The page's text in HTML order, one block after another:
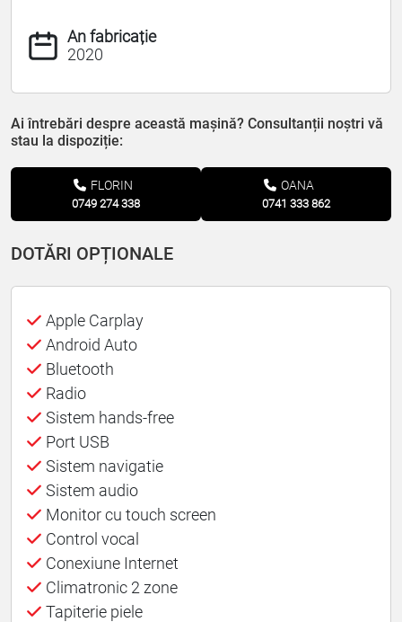
An fabricație
2020
Ai întrebări despre această mașină? Consultanții noștri vă
stau la dispoziție:
FLORIN
0749 274 338
OANA
0741 333 862
DOTĂRI OPȚIONALE
Apple Carplay
Android Auto
Bluetooth
Radio
Sistem hands-free
Port USB
Sistem navigatie
Sistem audio
Monitor cu touch screen
Control vocal
Conexiune Internet
Climatronic 2 zone
Tapiterie piele